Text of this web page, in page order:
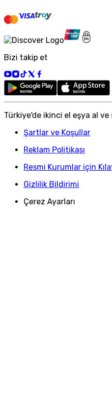
Bizi takip et
Türkiye'de ikinci el eşya al
Şartlar ve Koşullar
Reklam Politikası
Resmi Kurumlar için
Gizlilik Bildirimi
Çerez Ayarları